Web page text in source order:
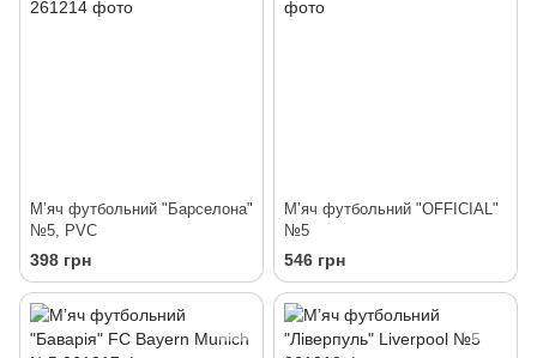
Мʼяч футбольний "Барселона"
№5, PVC
398 грн
Мʼяч футбольний "OFFICIAL"
№5
546 грн